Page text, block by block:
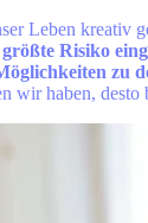
Leben kreativ
Risiko
zu
wir haben, desto